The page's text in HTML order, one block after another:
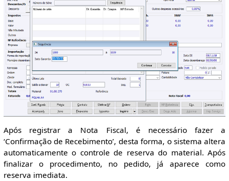
Após registrar a Nota Fiscal, é necessário fazer a
‘Confirmação de Recebimento’, desta forma, o sistema altera
automaticamente o controle de reserva do material. Após
finalizar o procedimento, no pedido, já aparece como
reserva imediata.